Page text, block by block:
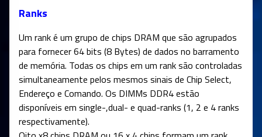
Ranks
Um rank é um grupo de chips DRAM que são agrupados
para fornecer 64 bits (8 Bytes) de dados no barramento
de memória. Todas os chips em um rank são controladas
simultaneamente pelos mesmos sinais de Chip Select,
Endereço e Comando. Os DIMMs DDR4 estão
disponíveis em single-,dual- e quad-ranks (1, 2 e 4 ranks
respectivamente).